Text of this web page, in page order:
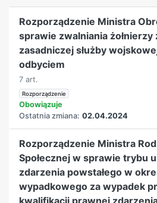
Rozporządzenie Ministra
sprawie zwalniania
zasadniczej służby
odbyciem
7 art.
Rozporządzenie
Obowiązuje
Ostatnia zmiana: 02.04.2024
Rozporządzenie Ministra
Społecznej w sprawie trybu
zdarzenia powstałego w
wypadkowego za wypadek
kwalifikacji prawnej